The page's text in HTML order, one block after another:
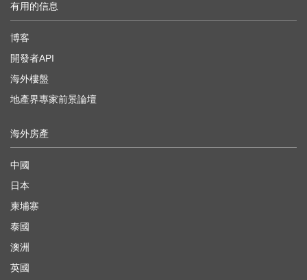
有用的信息
博客
開發者API
海外樓盤
地產界專家前景論壇
海外房產
中國
日本
柬埔寨
泰國
澳洲
英國